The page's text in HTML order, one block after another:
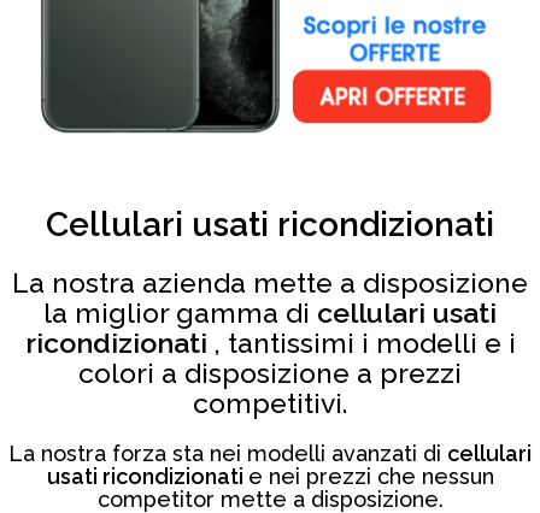
Cellulari usati ricondizionati
La nostra azienda mette a disposizione
la miglior gamma di cellulari usati
ricondizionati , tantissimi i modelli e i
colori a disposizione a prezzi
competitivi.
La nostra forza sta nei modelli avanzati di cellulari
usati ricondizionati e nei prezzi che nessun
competitor mette a disposizione.